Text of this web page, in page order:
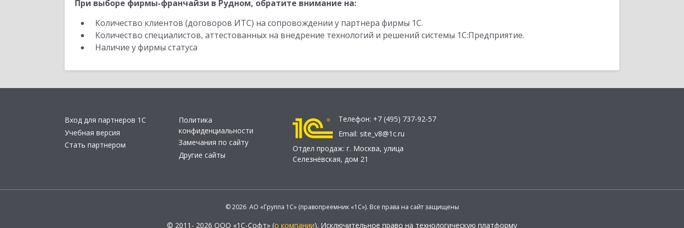
При выборе фирмы-франчайзи в Рудном, обратите внимание на:
Количество клиентов (договоров ИТС) на сопровождении у партнера фирмы 1С.
Количество специалистов, аттестованных на внедрение технологий и решений системы 1С:Предприятие.
Наличие у фирмы статуса
Вход для партнеров 1С
Учебная версия
Стать партнером
Политика
конфиденциальности
Замечания по сайту
Другие сайты
Телефон: +7 (495) 737-92-57
Email: site_v8@1c.ru
Отдел продаж: г. Москва, улица
Селезнёвская, дом 21
© 2026 АО «Группа 1С» (правопреемник «1С»). Все права на сайт защищены
© 2011- 2026 ООО «1С-Софт» (о компании). Исключительное право на технологическую платформу